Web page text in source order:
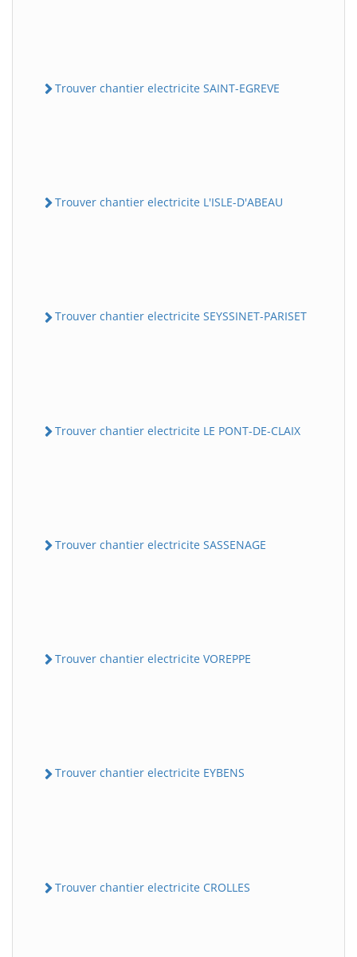
Trouver chantier electricite SAINT-EGREVE
Trouver chantier electricite L'ISLE-D'ABEAU
Trouver chantier electricite SEYSSINET-PARISET
Trouver chantier electricite LE PONT-DE-CLAIX
Trouver chantier electricite SASSENAGE
Trouver chantier electricite VOREPPE
Trouver chantier electricite EYBENS
Trouver chantier electricite CROLLES